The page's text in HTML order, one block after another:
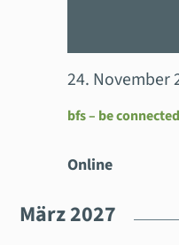
bfs – be connected
24. November
Online
März 2027